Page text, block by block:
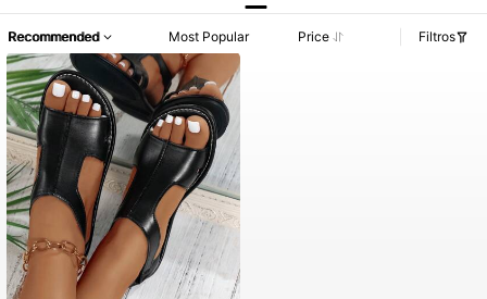
Recommended Most Popular Price Filtros